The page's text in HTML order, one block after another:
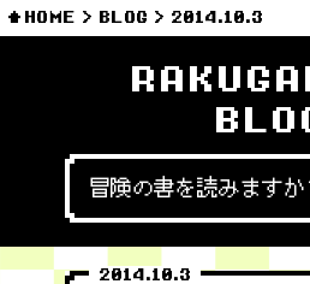
HOME BLOG 2014.10.3
冒険の書を読みますか
2014.10.3